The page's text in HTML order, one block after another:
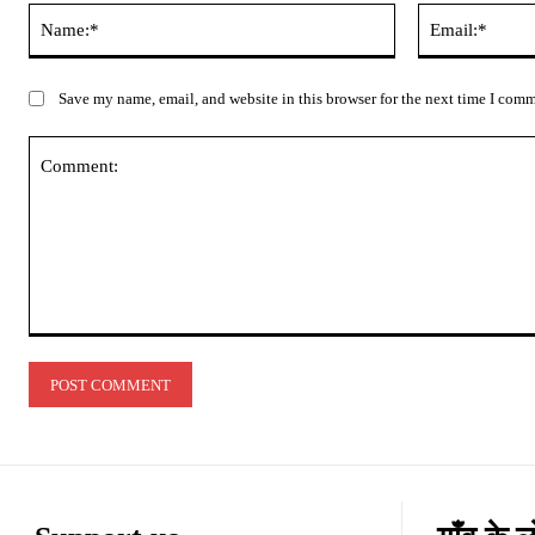
Save my name, email, and website in this browser for the next time I